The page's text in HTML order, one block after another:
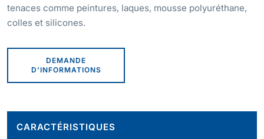
tenaces comme peintures, laques, mousse polyuréthane,
colles et silicones.
DEMANDE
D'INFORMATIONS
CARACTÉRISTIQUES